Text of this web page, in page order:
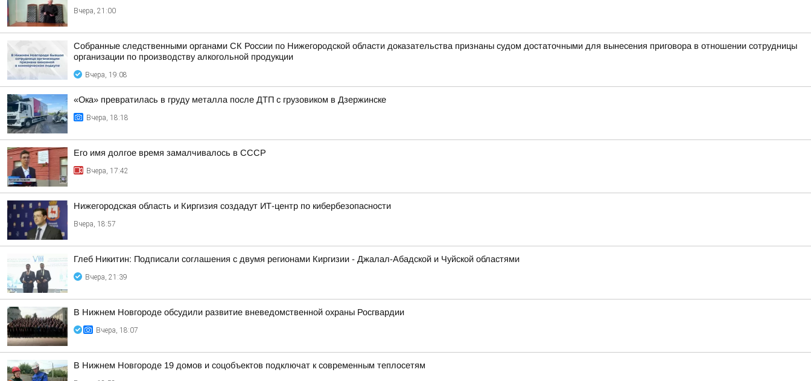
Вчера, 21:00
Собранные следственными органами СК России по Нижегородской области доказательства признаны судом достаточными для вынесения приговора в отношении сотрудницы
организации по производству алкогольной продукции
Вчера, 19:08
«Ока» превратилась в груду металла после ДТП с грузовиком в Дзержинске
Вчера, 18:18
Его имя долгое время замалчивалось в СССР
Вчера, 17:42
Нижегородская область и Киргизия создадут ИТ-центр по кибербезопасности
Вчера, 18:57
Глеб Никитин: Подписали соглашения с двумя регионами Киргизии - Джалал-Абадской и Чуйской областями
Вчера, 21:39
В Нижнем Новгороде обсудили развитие вневедомственной охраны Росгвардии
Вчера, 18:07
В Нижнем Новгороде 19 домов и соцобъектов подключат к современным теплосетям